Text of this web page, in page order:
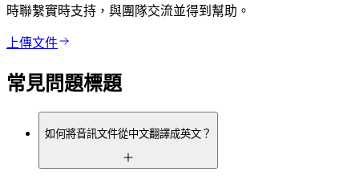
時聯繫實時支持，與團隊交流並得到幫助。
上傳文件
常見問題標題
如何將音訊文件從中文翻譯成英文？